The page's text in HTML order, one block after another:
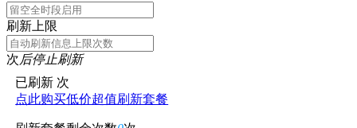
刷新上限
次后停止刷新
已刷新 次
点此购买低价超值刷新套餐